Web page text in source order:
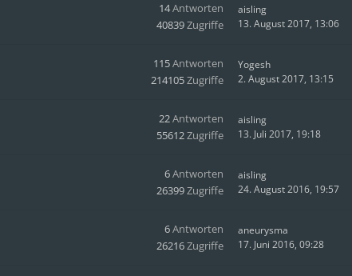
14Antworten
40839Zugriffe
aisling
13. August 2017, 13:06
115Antworten
214105Zugriffe
Yogesh
2. August 2017, 13:15
22Antworten
55612Zugriffe
aisling
13. Juli 2017, 19:18
6Antworten
26399Zugriffe
aisling
24. August 2016, 19:57
6Antworten
26216Zugriffe
aneurysma
17. Juni 2016, 09:28